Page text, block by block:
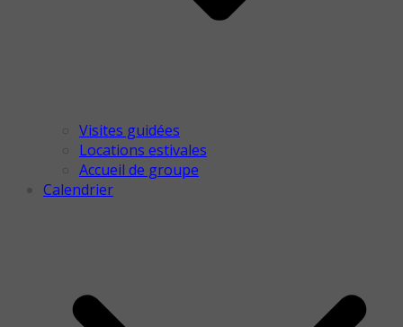
Visites guidées
Locations estivales
Accueil de groupe
Calendrier